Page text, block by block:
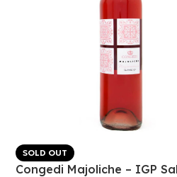
SOLD OUT
Congedi Majoliche – IGP